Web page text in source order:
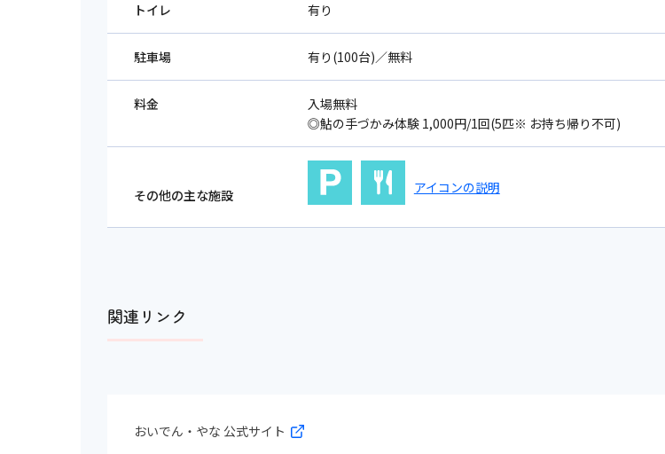
トイレ 有り
駐車場 有り(100台)／無料
料金
入場無料
◎鮎の手づかみ体験 1,000円/1回(5匹※ お持ち帰り不可)
その他の主な施設 アイコンの説明
関連リンク
おいでん・やな 公式サイト